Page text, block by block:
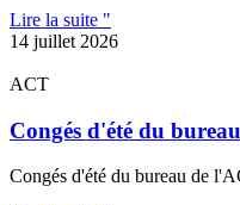
Lire la suite "
14 juillet 2026
ACT
Congés d'été du
Congés d'été du bureau de